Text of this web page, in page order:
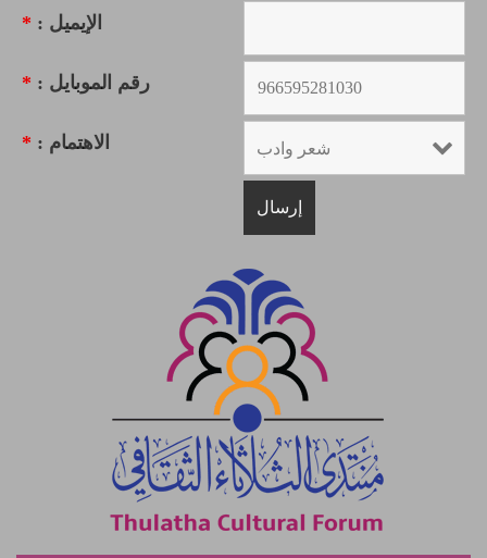
الإيميل : *
رقم الموبايل : *
الاهتمام : *